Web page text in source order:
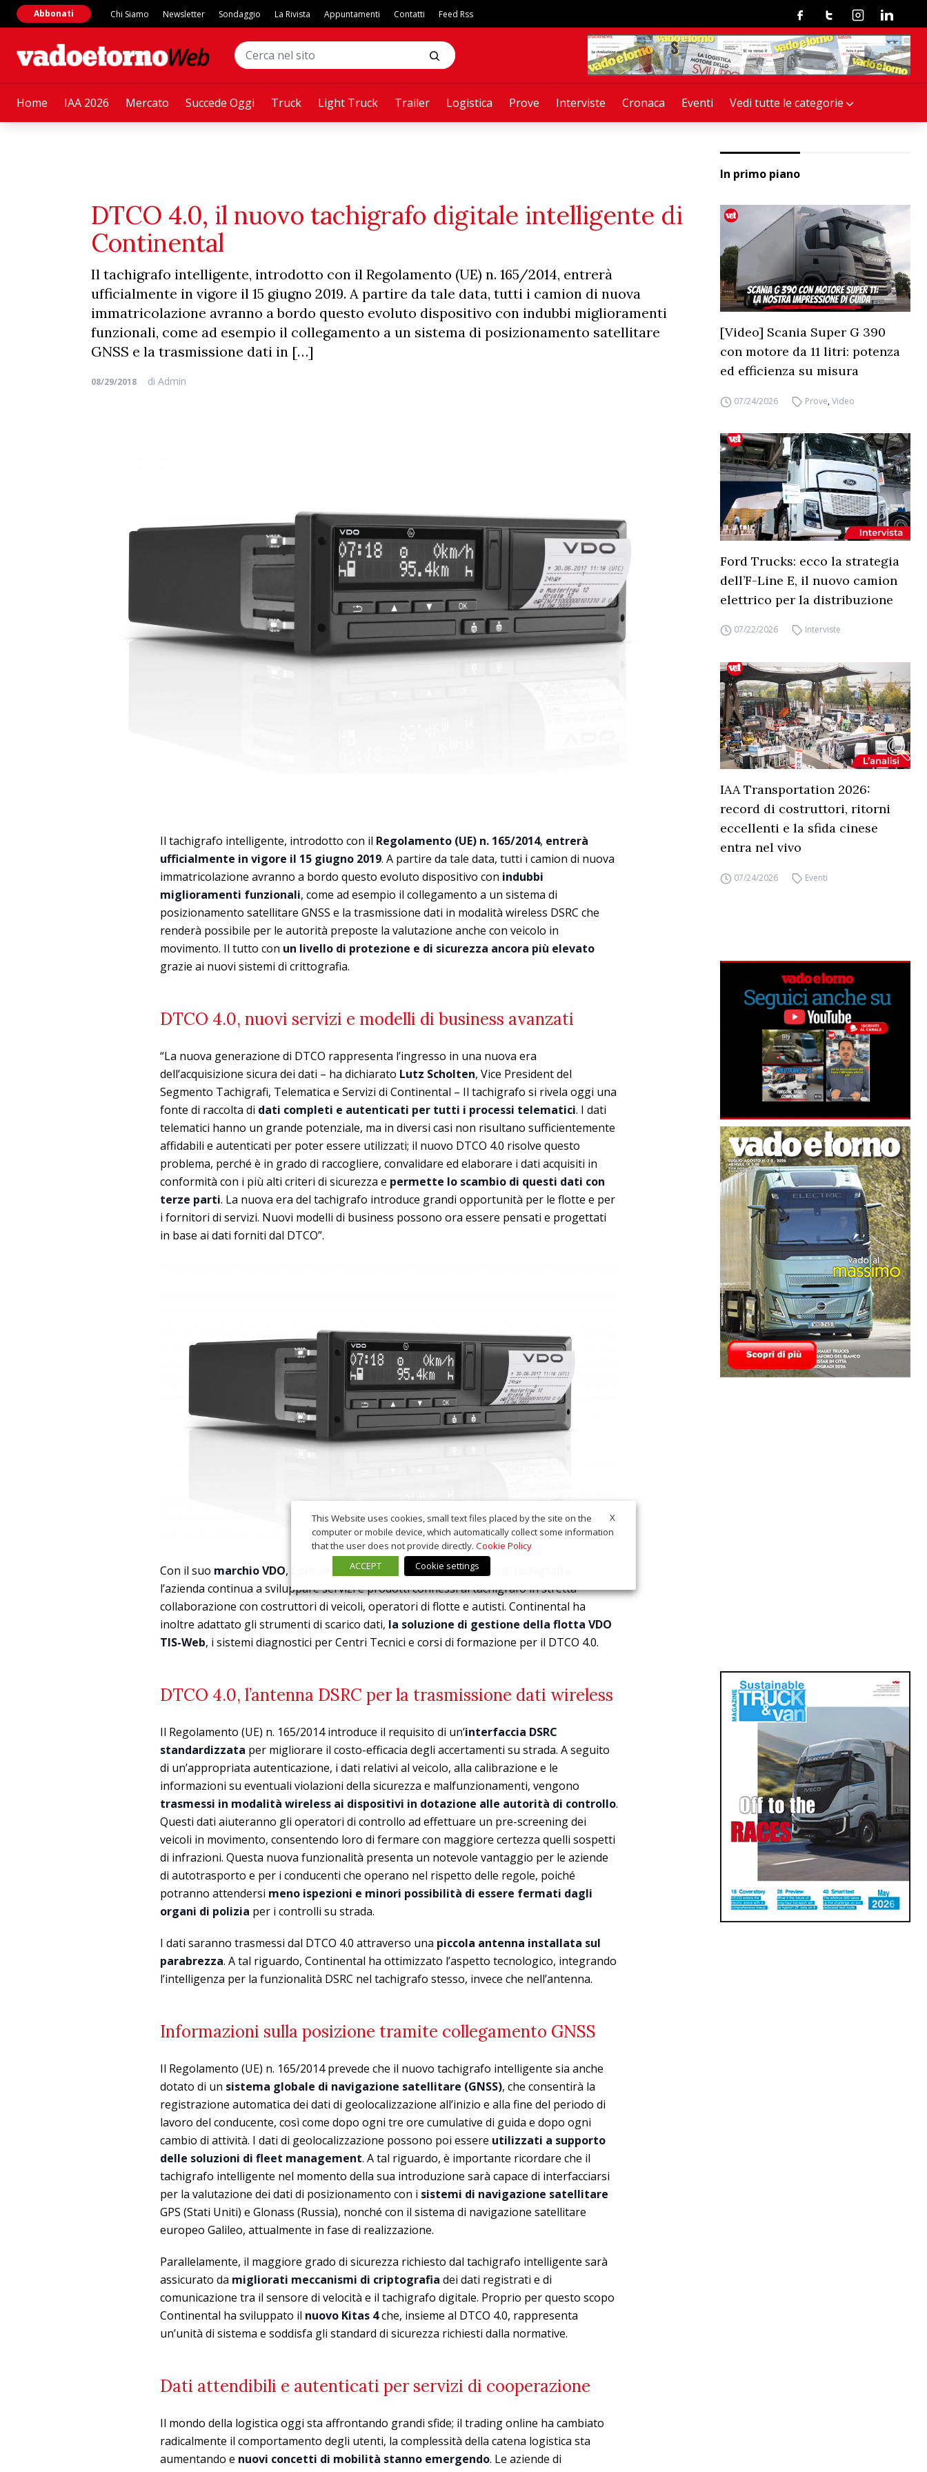
Home IAA 2026 Mercato Succede Oggi Truck Light Truck Trailer Logistica Prove Interviste Cronaca Eventi Vedi tutte le categorie
Abbonati Chi Siamo Newsletter Sondaggio La Rivista Appuntamenti Contatti Feed Rss FacebookTwitterInstagramLinkedin
DTCO 4.0, il nuovo tachigrafo digitale intelligente di
Continental
Il tachigrafo intelligente, introdotto con il Regolamento (UE) n. 165/2014, entrerà
ufficialmente in vigore il 15 giugno 2019. A partire da tale data, tutti i camion di nuova
immatricolazione avranno a bordo questo evoluto dispositivo con indubbi miglioramenti
funzionali, come ad esempio il collegamento a un sistema di posizionamento satellitare
GNSS e la trasmissione dati in […]
08/29/2018 di Admin
Il tachigrafo intelligente, introdotto con il Regolamento (UE) n. 165/2014, entrerà
ufficialmente in vigore il 15 giugno 2019. A partire da tale data, tutti i camion di nuova
immatricolazione avranno a bordo questo evoluto dispositivo con indubbi
miglioramenti funzionali, come ad esempio il collegamento a un sistema di
posizionamento satellitare GNSS e la trasmissione dati in modalità wireless DSRC che
renderà possibile per le autorità preposte la valutazione anche con veicolo in
movimento. Il tutto con un livello di protezione e di sicurezza ancora più elevato
grazie ai nuovi sistemi di crittografia.
DTCO 4.0, nuovi servizi e modelli di business avanzati
“La nuova generazione di DTCO rappresenta l’ingresso in una nuova era
dell’acquisizione sicura dei dati – ha dichiarato Lutz Scholten, Vice President del
Segmento Tachigrafi, Telematica e Servizi di Continental – Il tachigrafo si rivela oggi una
fonte di raccolta di dati completi e autenticati per tutti i processi telematici. I dati
telematici hanno un grande potenziale, ma in diversi casi non risultano sufficientemente
affidabili e autenticati per poter essere utilizzati; il nuovo DTCO 4.0 risolve questo
problema, perché è in grado di raccogliere, convalidare ed elaborare i dati acquisiti in
conformità con i più alti criteri di sicurezza e permette lo scambio di questi dati con
terze parti. La nuova era del tachigrafo introduce grandi opportunità per le flotte e per
i fornitori di servizi. Nuovi modelli di business possono ora essere pensati e progettati
in base ai dati forniti dal DTCO”.
Con il suo marchio VDO, Continental è uno dei principali fornitori di tachigrafi e
l’azienda continua a sviluppare servizi e prodotti connessi al tachigrafo in stretta
collaborazione con costruttori di veicoli, operatori di flotte e autisti. Continental ha
inoltre adattato gli strumenti di scarico dati, la soluzione di gestione della flotta VDO
TIS-Web, i sistemi diagnostici per Centri Tecnici e corsi di formazione per il DTCO 4.0.
DTCO 4.0, l’antenna DSRC per la trasmissione dati wireless
Il Regolamento (UE) n. 165/2014 introduce il requisito di un’interfaccia DSRC
standardizzata per migliorare il costo-efficacia degli accertamenti su strada. A seguito
di un’appropriata autenticazione, i dati relativi al veicolo, alla calibrazione e le
informazioni su eventuali violazioni della sicurezza e malfunzionamenti, vengono
trasmessi in modalità wireless ai dispositivi in dotazione alle autorità di controllo.
Questi dati aiuteranno gli operatori di controllo ad effettuare un pre-screening dei
veicoli in movimento, consentendo loro di fermare con maggiore certezza quelli sospetti
di infrazioni. Questa nuova funzionalità presenta un notevole vantaggio per le aziende
di autotrasporto e per i conducenti che operano nel rispetto delle regole, poiché
potranno attendersi meno ispezioni e minori possibilità di essere fermati dagli
organi di polizia per i controlli su strada.
I dati saranno trasmessi dal DTCO 4.0 attraverso una piccola antenna installata sul
parabrezza. A tal riguardo, Continental ha ottimizzato l’aspetto tecnologico, integrando
l’intelligenza per la funzionalità DSRC nel tachigrafo stesso, invece che nell’antenna.
Informazioni sulla posizione tramite collegamento GNSS
Il Regolamento (UE) n. 165/2014 prevede che il nuovo tachigrafo intelligente sia anche
dotato di un sistema globale di navigazione satellitare (GNSS), che consentirà la
registrazione automatica dei dati di geolocalizzazione all’inizio e alla fine del periodo di
lavoro del conducente, così come dopo ogni tre ore cumulative di guida e dopo ogni
cambio di attività. I dati di geolocalizzazione possono poi essere utilizzati a supporto
delle soluzioni di fleet management. A tal riguardo, è importante ricordare che il
tachigrafo intelligente nel momento della sua introduzione sarà capace di interfacciarsi
per la valutazione dei dati di posizionamento con i sistemi di navigazione satellitare
GPS (Stati Uniti) e Glonass (Russia), nonché con il sistema di navigazione satellitare
europeo Galileo, attualmente in fase di realizzazione.
Parallelamente, il maggiore grado di sicurezza richiesto dal tachigrafo intelligente sarà
assicurato da migliorati meccanismi di criptografia dei dati registrati e di
comunicazione tra il sensore di velocità e il tachigrafo digitale. Proprio per questo scopo
Continental ha sviluppato il nuovo Kitas 4che, insieme al DTCO 4.0, rappresenta
un’unità di sistema e soddisfa gli standard di sicurezza richiesti dalla normative.
Dati attendibili e autenticati per servizi di cooperazione
Il mondo della logistica oggi sta affrontando grandi sfide; il trading online ha cambiato
radicalmente il comportamento degli utenti, la complessità della catena logistica sta
aumentando e nuovi concetti di mobilità stanno emergendo. Le aziende di
In primo piano
[Video] Scania Super G 390
con motore da 11 litri: potenza
ed efficienza su misura
07/24/2026 Prove,Video
Ford Trucks: ecco la strategia
dell’F-Line E, il nuovo camion
elettrico per la distribuzione
07/22/2026 Interviste
IAA Transportation 2026:
record di costruttori, ritorni
eccellenti e la sfida cinese
entra nel vivo
07/24/2026 Eventi
X
This Website uses cookies, small text files placed by the site on the
computer or mobile device, which automatically collect some information
that the user does not provide directly. Cookie Policy
ACCEPT
Cookie settings